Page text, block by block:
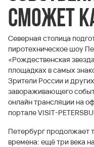
сможет
Северная столица
пиротехническое шоу
«Рождественская
площадках в самых
Зрители России и
завораживающего
онлайн трансляции на
портале VISIT-
Петербург продолжает
времена: ещё три века